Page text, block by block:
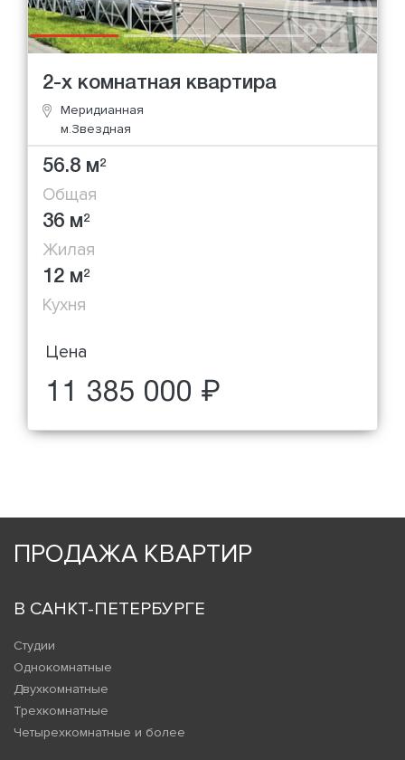
2-х комнатная квартира
Меридианная
м.Звездная
56.8 м2
Общая
36 м2
Жилая
12 м2
Кухня
Цена
11 385 000 ₽
ПРОДАЖА КВАРТИР
В САНКТ-ПЕТЕРБУРГЕ
Студии
Однокомнатные
Двухкомнатные
Трехкомнатные
Четырехкомнатные и более